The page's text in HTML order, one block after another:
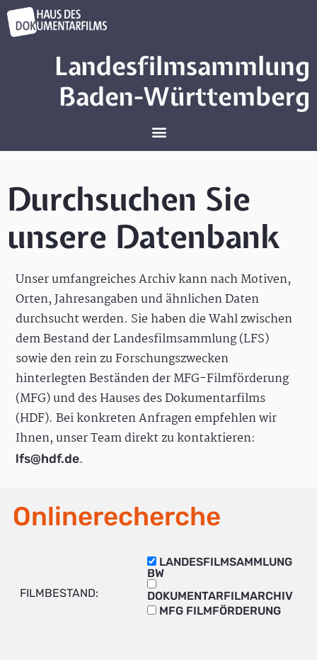
Landesfilmsammlung
Baden-Württemberg
Durchsuchen Sie
unsere Datenbank
Unser umfangreiches Archiv kann nach Motiven,
Orten, Jahresangaben und ähnlichen Daten
durchsucht werden. Sie haben die Wahl zwischen
dem Bestand der Landesfilmsammlung (LFS)
sowie den rein zu Forschungszwecken
hinterlegten Beständen der MFG-Filmförderung
(MFG) und des Hauses des Dokumentarfilms
(HDF). Bei konkreten Anfragen empfehlen wir
Ihnen, unser Team direkt zu kontaktieren:
lfs@hdf.de.
Onlinerecherche
FILMBESTAND:
LANDESFILMSAMMLUNG
BW
DOKUMENTARFILMARCHIV
MFG FILMFÖRDERUNG